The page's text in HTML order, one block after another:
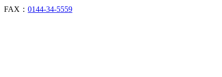
FAX： 0144-34-5559